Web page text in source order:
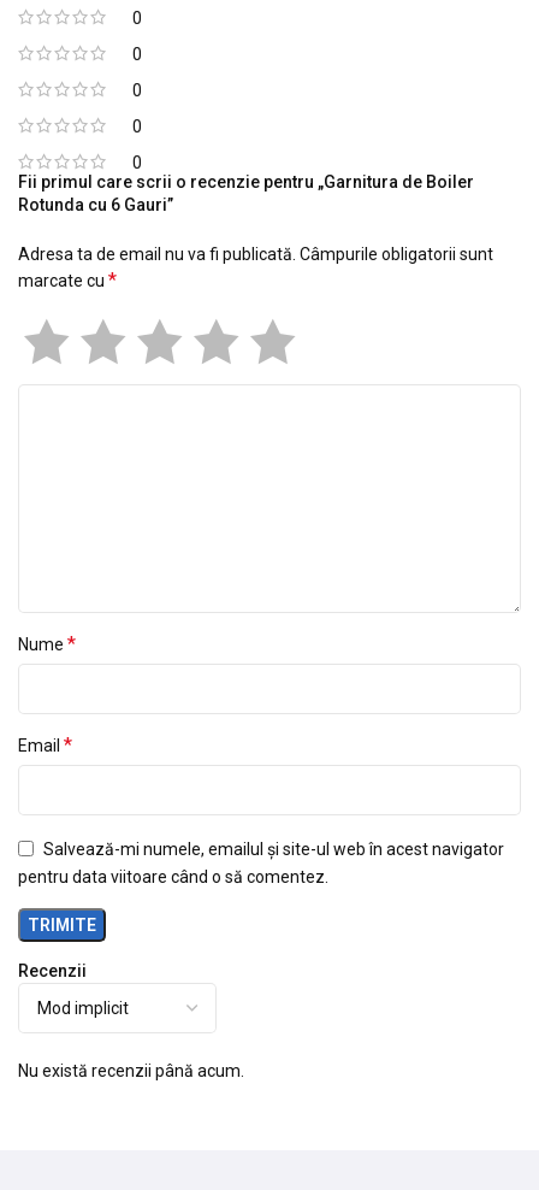
0
0
0
0
0
Recenzii
Nu există recenzii până acum.
Fii primul care scrii o recenzie pentru „Garnitura de Boiler
Rotunda cu 6 Gauri”
Adresa ta de email nu va fi publicată. Câmpurile obligatorii sunt
marcate cu *
Nume *
Email *
Salvează-mi numele, emailul și site-ul web în acest navigator
pentru data viitoare când o să comentez.